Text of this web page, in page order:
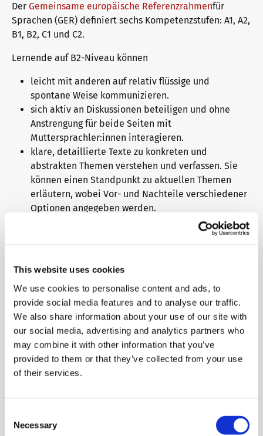
This website uses cookies
We use cookies to personalise content and ads, to
provide social media features and to analyse our traffic.
We also share information about your use of our site with
our social media, advertising and analytics partners who
may combine it with other information that you’ve
provided to them or that they’ve collected from your use
of their services.
Selection
Necessary
Der Gemeinsame europäische Referenzrahmenfür
Sprachen (GER) definiert sechs Kompetenzstufen: A1, A2,
B1, B2, C1 und C2.
Lernende auf B2-Niveau können
leicht mit anderen auf relativ flüssige und
spontane Weise kommunizieren.
sich aktiv an Diskussionen beteiligen und ohne
Anstrengung für beide Seiten mit
Muttersprachler:innen interagieren.
klare, detaillierte Texte zu konkreten und
abstrakten Themen verstehen und verfassen. Sie
können einen Standpunkt zu aktuellen Themen
erläutern, wobei Vor- und Nachteile verschiedener
Optionen angegeben werden.
mit umgangssprachlichen Wendungen umgehen
und den Sprachstil gezielt variieren.
ein hohes Maß an grammatischer Korrektheit
beibehalten.
Warum sollten Sie sich für
telc Sprachprüfungen
entscheiden?
telc Zertifikate werden international von Schulen,